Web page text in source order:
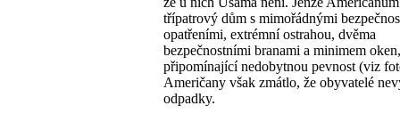
třípatrový dům s mimořádnými
opatřeními, extrémní ostrahou, dvěma
bezpečnostními branami a minimem oken,
připomínající nedobytnou pevnost (viz
Američany však zmátlo, že obyvatelé
odpadky.